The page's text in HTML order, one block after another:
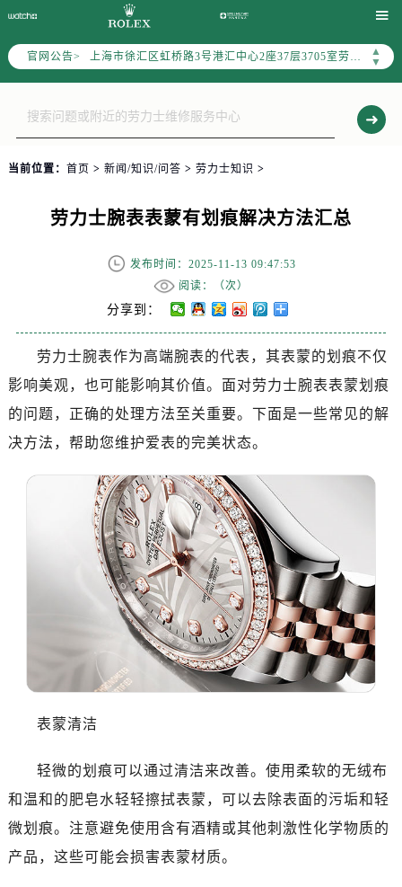

官网公告>
▲
▼
上海市徐汇区虹桥路3号港汇中心2座37层3705室劳力士售后服务中心（需提前预约）
节假日正常营业！
当前位置： 首页 > 新闻/知识/问答 > 劳力士知识 >
劳力士腕表表蒙有划痕解决方法汇总
发布时间：2025-11-13 09:47:53
阅读：（次）
分享到：
劳力士腕表作为高端腕表的代表，其表蒙的划痕不仅
影响美观，也可能影响其价值。面对劳力士腕表表蒙划痕
的问题，正确的处理方法至关重要。下面是一些常见的解
决方法，帮助您维护爱表的完美状态。
表蒙清洁
轻微的划痕可以通过清洁来改善。使用柔软的无绒布
和温和的肥皂水轻轻擦拭表蒙，可以去除表面的污垢和轻
微划痕。注意避免使用含有酒精或其他刺激性化学物质的
产品，这些可能会损害表蒙材质。